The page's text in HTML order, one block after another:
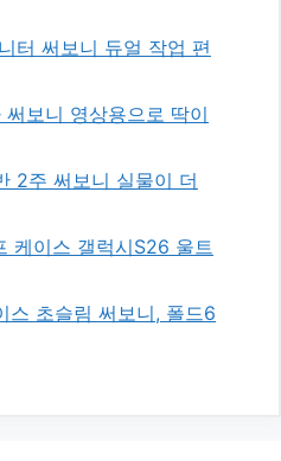
터 써보니 듀얼 작업 편
써보니 영상용으로 딱이
2주 써보니 실물이 더
케이스 갤럭시S26 울트
스 초슬림 써보니, 폴드6